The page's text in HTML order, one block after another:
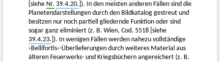
[siehe Nr. 39.4.20. ]). In den meisten anderen Fällen sind die
Planetendarstellungen durch den Bildkatalog gestreut und
besitzen nur noch partiell gliedernde Funktion oder sind
sogar ganz eliminiert (z. B. Wien, Cod. 5518 [siehe
39.4.23. ]). In wenigen Fällen werden nahezu vollständige
›Bellifortis‹-Überlieferungen durch weiteres Material aus
älteren Feuerwerks- und Kriegsbüchern angereichert (z. B.